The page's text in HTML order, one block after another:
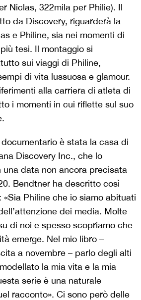
Niclas, 322mila per Philie). Il
da Discovery, riguarderà la
e Philine, sia nei momenti di
tesi. Il montaggio si
sui viaggi di Philine,
di vita lussuosa e glamour.
alla carriera di atleta di
i momenti in cui riflette sul suo
è stata la casa di
Discovery Inc., che lo
una data non ancora precisata
Bendtner ha descritto così
Philine che io siamo abituati
dei media. Molte
di noi e spesso scopriamo che
emerge. Nel mio libro –
a novembre – parlo degli alti
la mia vita e la mia
serie è una naturale
racconto». Ci sono però delle